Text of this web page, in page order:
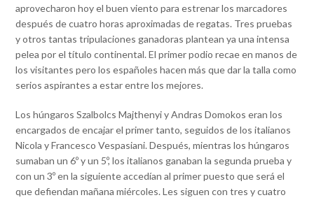
aprovecharon hoy el buen viento para estrenar los marcadores
después de cuatro horas aproximadas de regatas. Tres pruebas
y otros tantas tripulaciones ganadoras plantean ya una intensa
pelea por el título continental. El primer podio recae en manos de
los visitantes pero los españoles hacen más que dar la talla como
serios aspirantes a estar entre los mejores.
Los húngaros Szalbolcs Majthenyi y Andras Domokos eran los
encargados de encajar el primer tanto, seguidos de los italianos
Nicola y Francesco Vespasiani. Después, mientras los húngaros
sumaban un 6º y un 5º, los italianos ganaban la segunda prueba y
con un 3º en la siguiente accedían al primer puesto que será el
que defiendan mañana miércoles. Les siguen con tres y cuatro